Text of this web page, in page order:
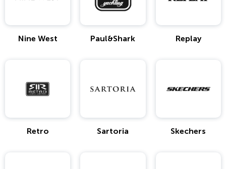
Nine West Paul&Shark Replay
Retro Sartoria Skechers